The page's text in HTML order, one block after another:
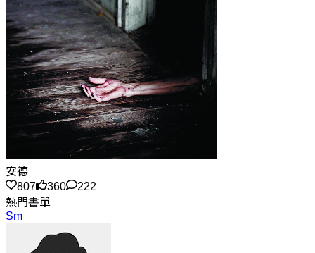
安德
807
360
222
熱門書單
Sm